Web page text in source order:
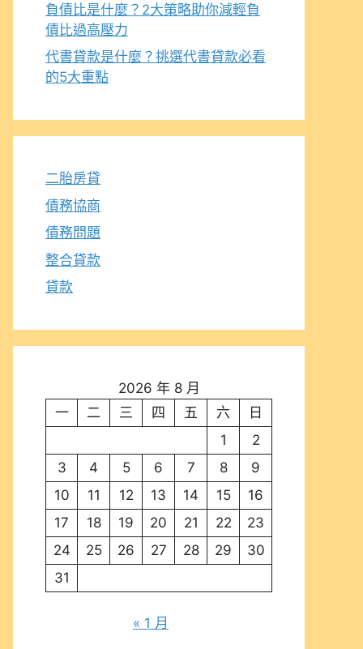
負債比是什麼？2大策略助你減輕負
債比過高壓力
代書貸款是什麼？挑選代書貸款必看
的5大重點
二胎房貸
債務協商
債務問題
整合貸款
貸款
2026 年 8 月
一
二 三 四 五 六
日
1
2
3
4 5 6 7 8
9
10
11 12 13 14 15
16
17
18 19 20 21 22
23
24
25 26 27 28 29
30
31
« 1 月